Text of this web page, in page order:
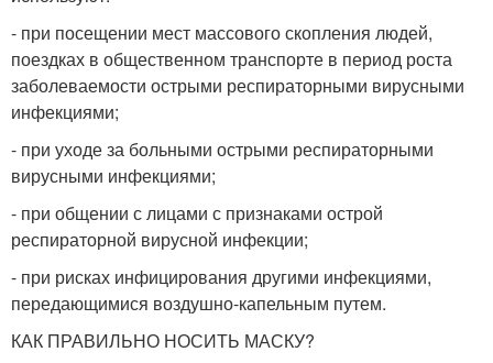
- при посещении мест массового скопления людей,
поездках в общественном транспорте в период роста
заболеваемости острыми респираторными вирусными
инфекциями;
- при уходе за больными острыми респираторными
вирусными инфекциями;
- при общении с лицами с признаками острой
респираторной вирусной инфекции;
- при рисках инфицирования другими инфекциями,
передающимися воздушно-капельным путем.
КАК ПРАВИЛЬНО НОСИТЬ МАСКУ?